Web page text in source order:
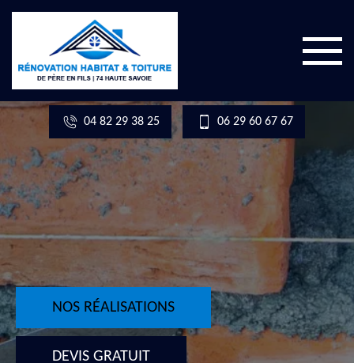
04 82 29 38 25 06 29 60 67 67
NOS RÉALISATIONS
DEVIS GRATUIT